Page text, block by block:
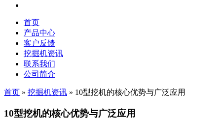
首页
产品中心
客户反馈
挖掘机资讯
联系我们
公司简介
首页 » 挖掘机资讯 » 10型挖机的核心优势与广泛应用
10型挖机的核心优势与广泛应用